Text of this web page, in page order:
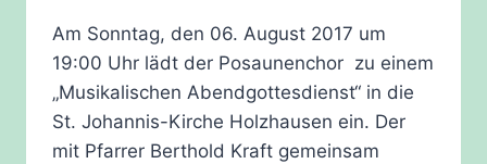
Am Sonntag, den 06. August 2017 um
19:00 Uhr lädt der Posaunenchor zu einem
„Musikalischen Abendgottesdienst“ in die
St. Johannis-Kirche Holzhausen ein. Der
mit Pfarrer Berthold Kraft gemeinsam